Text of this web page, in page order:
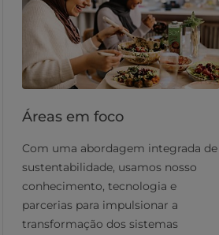
Áreas em foco
Com uma abordagem integrada de
sustentabilidade, usamos nosso
conhecimento, tecnologia e
parcerias para impulsionar a
transformação dos sistemas